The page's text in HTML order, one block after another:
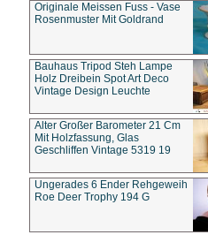
Originale Meissen Fuss - Vase
Rosenmuster Mit Goldrand
Bauhaus Tripod Steh Lampe
Holz Dreibein Spot Art Deco
Vintage Design Leuchte
Alter Großer Barometer 21 Cm
Mit Holzfassung, Glas
Geschliffen Vintage 5319 19
Ungerades 6 Ender Rehgeweih
Roe Deer Trophy 194 G